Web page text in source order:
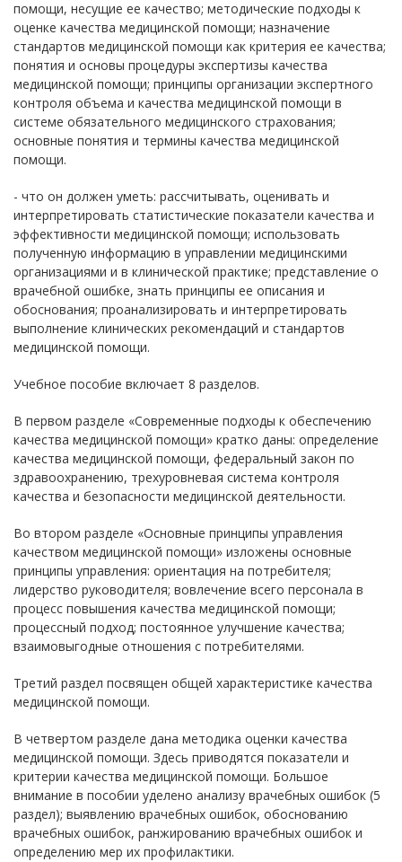
помощи, несущие ее качество; методические подходы к
оценке качества медицинской помощи; назначение
стандартов медицинской помощи как критерия ее качества;
понятия и основы процедуры экспертизы качества
медицинской помощи; принципы организации экспертного
контроля объема и качества медицинской помощи в
системе обязательного медицинского страхования;
основные понятия и термины качества медицинской
помощи.
- что он должен уметь: рассчитывать, оценивать и
интерпретировать статистические показатели качества и
эффективности медицинской помощи; использовать
полученную информацию в управлении медицинскими
организациями и в клинической практике; представление о
врачебной ошибке, знать принципы ее описания и
обоснования; проанализировать и интерпретировать
выполнение клинических рекомендаций и стандартов
медицинской помощи.
Учебное пособие включает 8 разделов.
В первом разделе «Современные подходы к обеспечению
качества медицинской помощи» кратко даны: определение
качества медицинской помощи, федеральный закон по
здравоохранению, трехуровневая система контроля
качества и безопасности медицинской деятельности.
Во втором разделе «Основные принципы управления
качеством медицинской помощи» изложены основные
принципы управления: ориентация на потребителя;
лидерство руководителя; вовлечение всего персонала в
процесс повышения качества медицинской помощи;
процессный подход; постоянное улучшение качества;
взаимовыгодные отношения с потребителями.
Третий раздел посвящен общей характеристике качества
медицинской помощи.
В четвертом разделе дана методика оценки качества
медицинской помощи. Здесь приводятся показатели и
критерии качества медицинской помощи. Большое
внимание в пособии уделено анализу врачебных ошибок (5
раздел); выявлению врачебных ошибок, обоснованию
врачебных ошибок, ранжированию врачебных ошибок и
определению мер их профилактики.